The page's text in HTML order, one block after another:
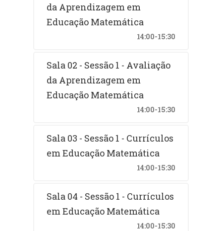
da Aprendizagem em
Educação Matemática
14:00-15:30
Sala 02 - Sessão 1 - Avaliação
da Aprendizagem em
Educação Matemática
14:00-15:30
Sala 03 - Sessão 1 - Currículos
em Educação Matemática
14:00-15:30
Sala 04 - Sessão 1 - Currículos
em Educação Matemática
14:00-15:30